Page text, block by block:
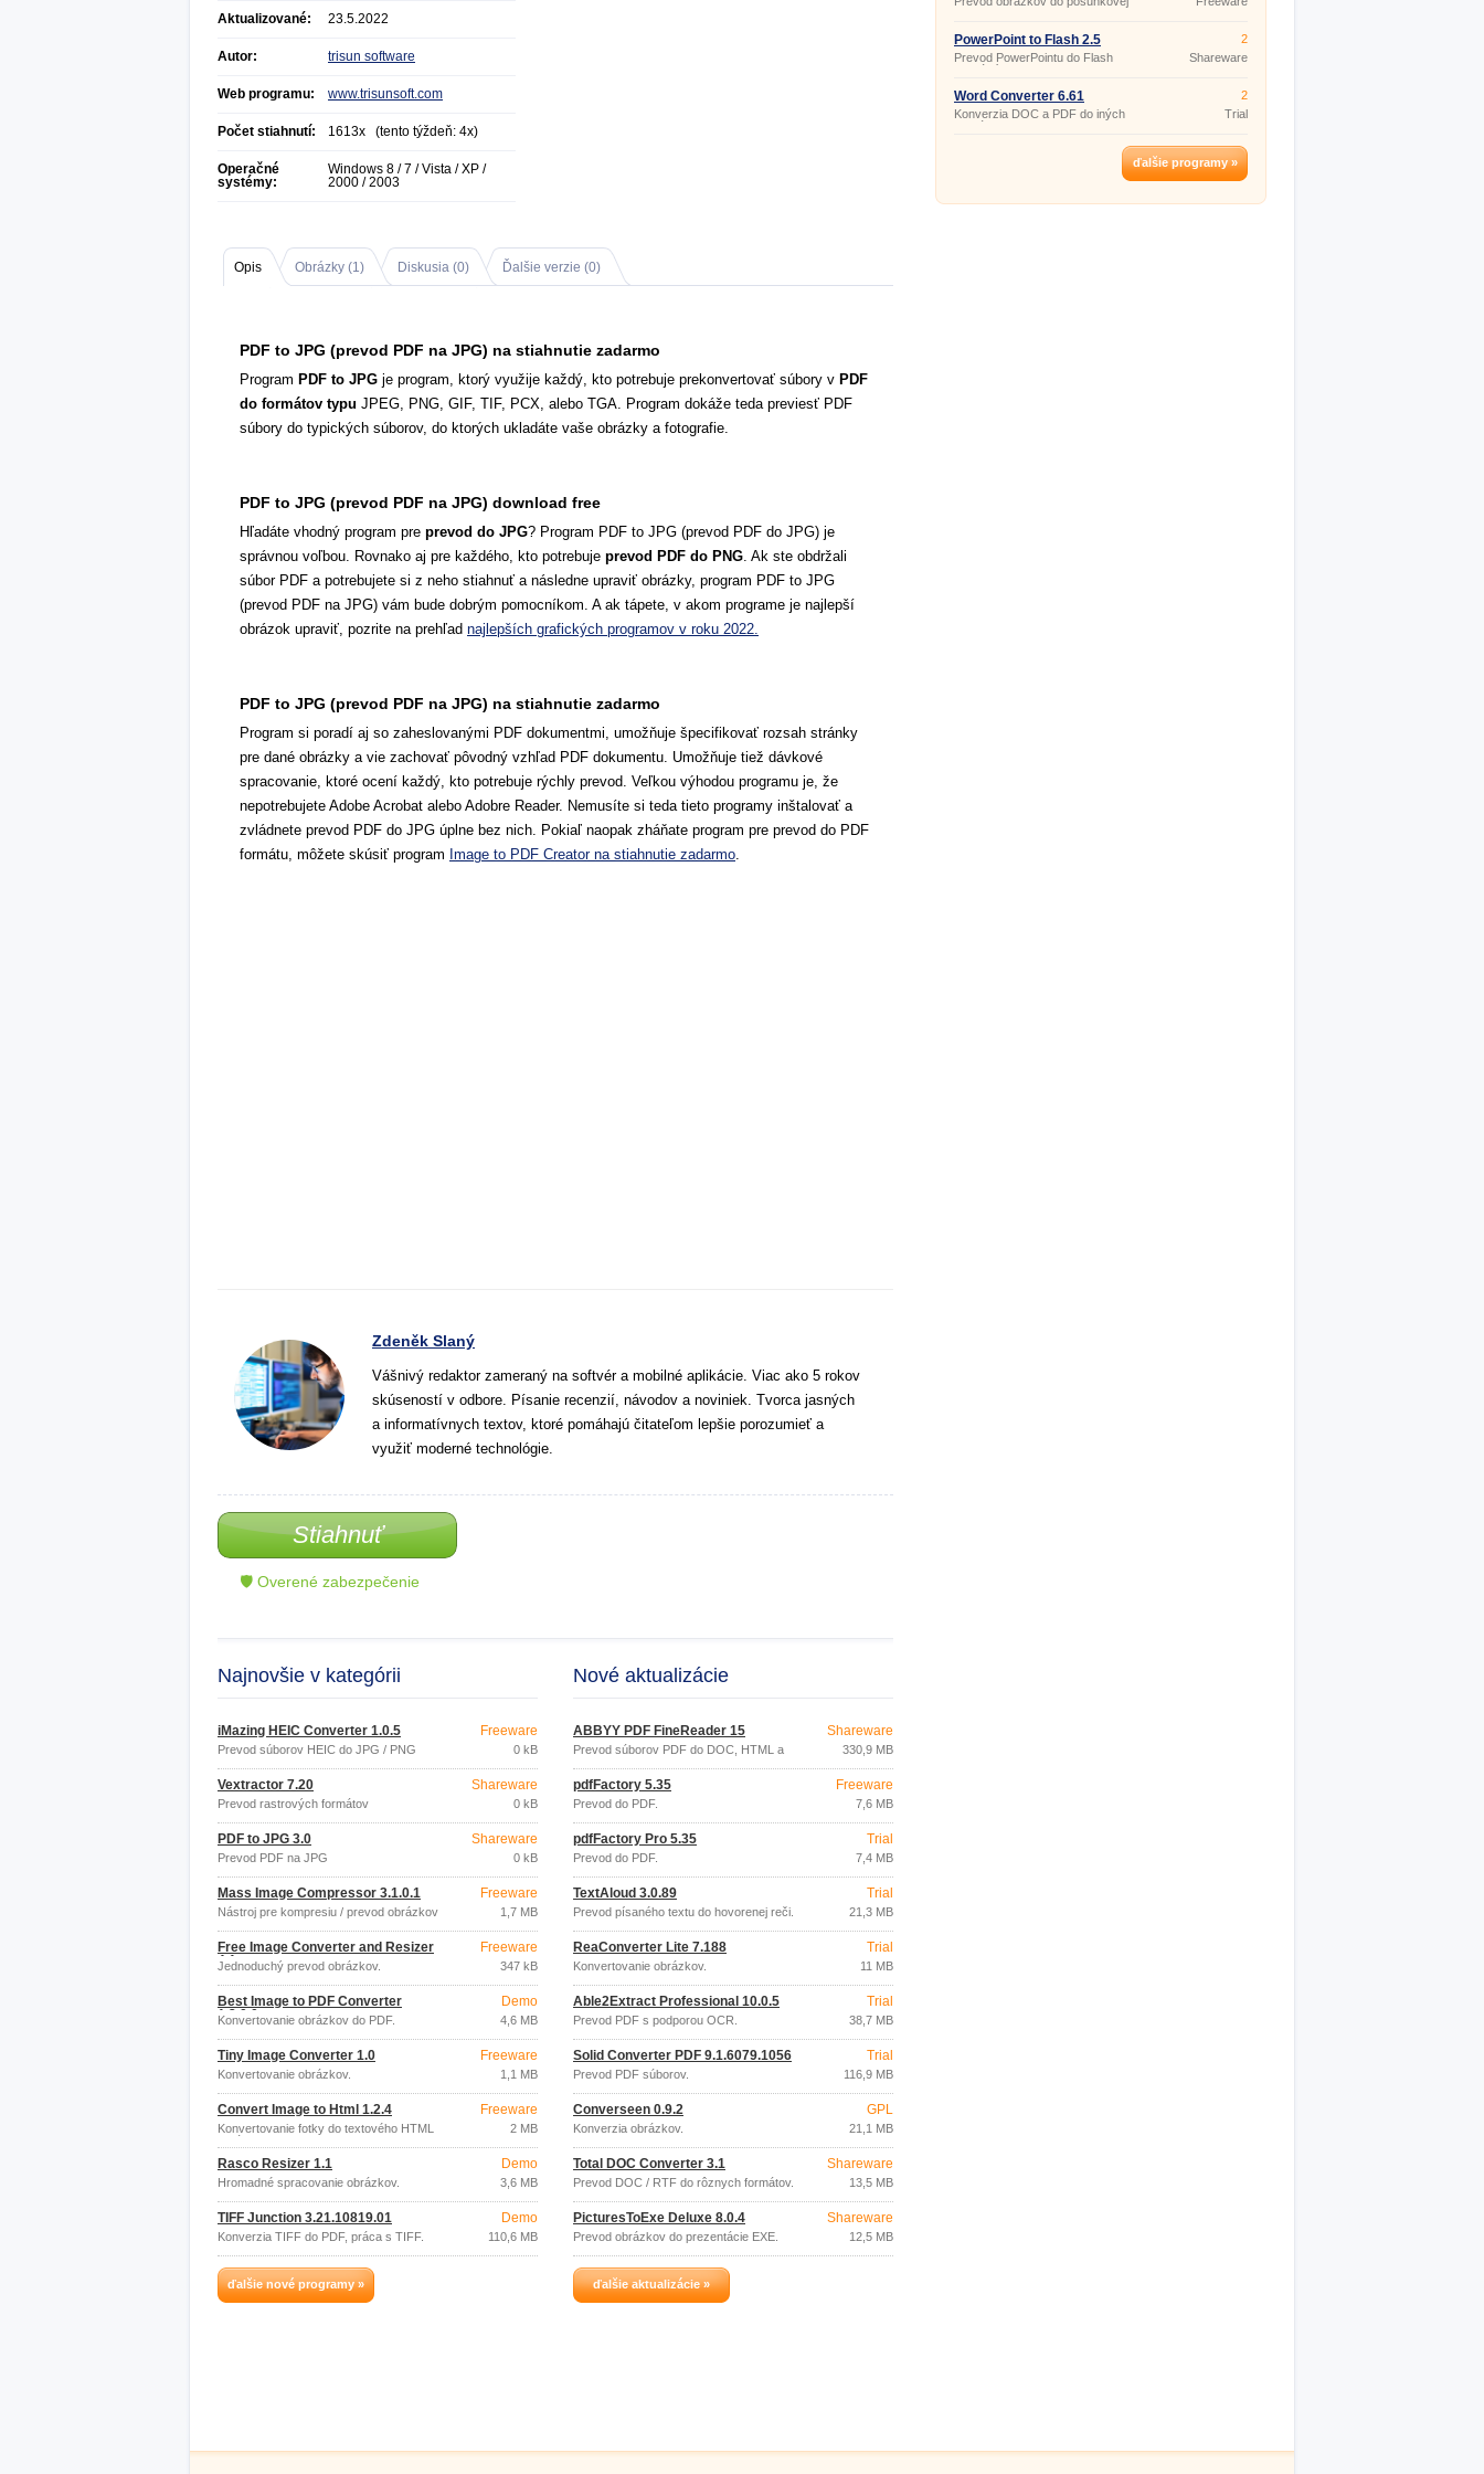
Aktualizované: 23.5.2022
Autor: trisun software
Web programu: www.trisunsoft.com
Počet stiahnutí: 1613x (tento týždeň: 4x)
Operačné
systémy:
Windows 8 / 7 / Vista / XP /
2000 / 2003
Opis Obrázky (1) Diskusia (0) Ďalšie verzie (0)
PDF to JPG (prevod PDF na JPG) na stiahnutie zadarmo
Program PDF to JPG je program, ktorý využije každý, kto potrebuje prekonvertovať súbory v PDF
do formátov typu JPEG, PNG, GIF, TIF, PCX, alebo TGA. Program dokáže teda previesť PDF
súbory do typických súborov, do ktorých ukladáte vaše obrázky a fotografie.
PDF to JPG (prevod PDF na JPG) download free
Hľadáte vhodný program pre prevod do JPG? Program PDF to JPG (prevod PDF do JPG) je
správnou voľbou. Rovnako aj pre každého, kto potrebuje prevod PDF do PNG. Ak ste obdržali
súbor PDF a potrebujete si z neho stiahnuť a následne upraviť obrázky, program PDF to JPG
(prevod PDF na JPG) vám bude dobrým pomocníkom. A ak tápete, v akom programe je najlepší
obrázok upraviť, pozrite na prehľad najlepších grafických programov v roku 2022.
PDF to JPG (prevod PDF na JPG) na stiahnutie zadarmo
Program si poradí aj so zaheslovanými PDF dokumentmi, umožňuje špecifikovať rozsah stránky
pre dané obrázky a vie zachovať pôvodný vzhľad PDF dokumentu. Umožňuje tiež dávkové
spracovanie, ktoré ocení každý, kto potrebuje rýchly prevod. Veľkou výhodou programu je, že
nepotrebujete Adobe Acrobat alebo Adobre Reader. Nemusíte si teda tieto programy inštalovať a
zvládnete prevod PDF do JPG úplne bez nich. Pokiaľ naopak zháňate program pre prevod do PDF
formátu, môžete skúsiť program Image to PDF Creator na stiahnutie zadarmo.
Zdeněk Slaný
Vášnivý redaktor zameraný na softvér a mobilné aplikácie. Viac ako 5 rokov
skúseností v odbore. Písanie recenzií, návodov a noviniek. Tvorca jasných
a informatívnych textov, ktoré pomáhajú čitateľom lepšie porozumieť a
využiť moderné technológie.
Stiahnuť
🛡 Overené zabezpečenie
Najnovšie v kategórii
iMazing HEIC Converter 1.0.5
Prevod súborov HEIC do JPG / PNG
Freeware
0 kB
Vextractor 7.20
Prevod rastrových formátov
Shareware
0 kB
PDF to JPG 3.0
Prevod PDF na JPG
Shareware
0 kB
Mass Image Compressor 3.1.0.1
Nástroj pre kompresiu / prevod obrázkov
Freeware
1,7 MB
Free Image Converter and Resizer
4.1
Jednoduchý prevod obrázkov.
Freeware
347 kB
Best Image to PDF Converter
1.2.0.0
Konvertovanie obrázkov do PDF.
Demo
4,6 MB
Tiny Image Converter 1.0
Konvertovanie obrázkov.
Freeware
1,1 MB
Convert Image to Html 1.2.4
Konvertovanie fotky do textového HTML
obrázka.
Freeware
2 MB
Rasco Resizer 1.1
Hromadné spracovanie obrázkov.
Demo
3,6 MB
TIFF Junction 3.21.10819.01
Konverzia TIFF do PDF, práca s TIFF.
Demo
110,6 MB
ďalšie nové programy »
Nové aktualizácie
ABBYY PDF FineReader 15
Prevod súborov PDF do DOC, HTML a
Shareware
330,9 MB
pdfFactory 5.35
Prevod do PDF.
Freeware
7,6 MB
pdfFactory Pro 5.35
Prevod do PDF.
Trial
7,4 MB
TextAloud 3.0.89
Prevod písaného textu do hovorenej reči.
Trial
21,3 MB
ReaConverter Lite 7.188
Konvertovanie obrázkov.
Trial
11 MB
Able2Extract Professional 10.0.5
Prevod PDF s podporou OCR.
Trial
38,7 MB
Solid Converter PDF 9.1.6079.1056
Prevod PDF súborov.
Trial
116,9 MB
Converseen 0.9.2
Konverzia obrázkov.
GPL
21,1 MB
Total DOC Converter 3.1
Prevod DOC / RTF do rôznych formátov.
Shareware
13,5 MB
PicturesToExe Deluxe 8.0.4
Prevod obrázkov do prezentácie EXE.
Shareware
12,5 MB
ďalšie aktualizácie »
PowerPoint to Flash 2.5
Prevod PowerPointu do Flash
animácií.
2
Shareware
Word Converter 6.61
Konverzia DOC a PDF do iných
formátov.
2
Trial
ďalšie programy »